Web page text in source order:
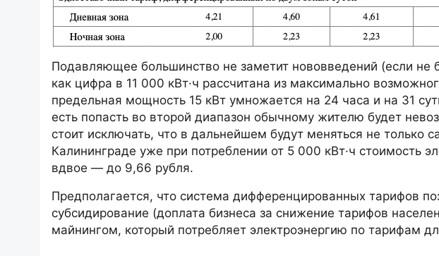
Подавляющее большинство не заметит нововведений (если
как цифра в 11 000 кВт·ч рассчитана из максимально
предельная мощность 15 кВт умножается на 24 часа и на 31
есть попасть во второй диапазон обычному жителю будет
стоит исключать, что в дальнейшем будут меняться не только
Калининграде уже при потреблении от 5 000 кВт·ч стоимость
вдвое — до 9,66 рубля.
Предполагается, что система дифференцированных тарифов
субсидирование (доплата бизнеса за снижение тарифов
майнингом, который потребляет электроэнергию по тарифам